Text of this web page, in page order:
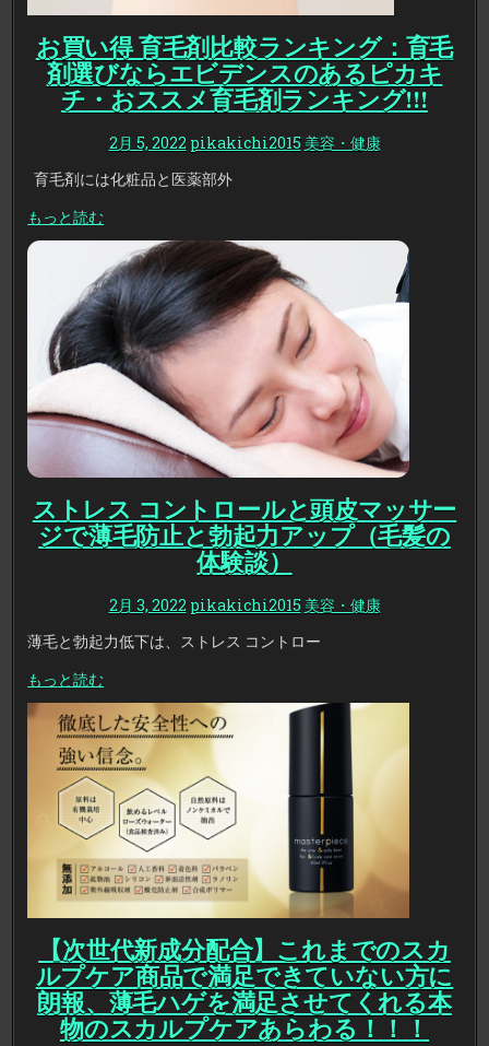
お買い得 育毛剤比較ランキング：育毛
剤選びならエビデンスのあるピカキ
チ・おススメ育毛剤ランキング!!!
2月 5, 2022 pikakichi2015 美容・健康
育毛剤には化粧品と医薬部外
もっと読む
ストレス コントロールと頭皮マッサー
ジで薄毛防止と勃起力アップ（毛髪の
体験談）
2月 3, 2022 pikakichi2015 美容・健康
薄毛と勃起力低下は、ストレス コントロー
もっと読む
【次世代新成分配合】これまでのスカ
ルプケア商品で満足できていない方に
朗報、薄毛ハゲを満足させてくれる本
物のスカルプケアあらわる！！！